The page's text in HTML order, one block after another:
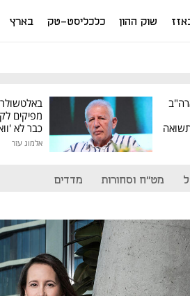
שוק ההון כלכליסט-טק בארץ
מפיקים
כבר לא
של גילעד"
אלמוג עזר
מט"ח וסחורות מדדים